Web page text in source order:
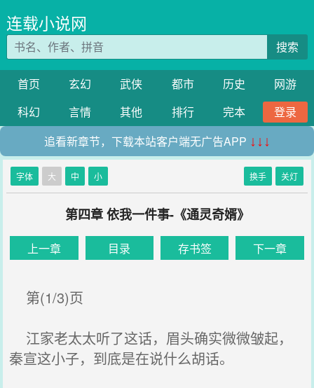
连载小说网
搜索
首页 玄幻 武侠 都市 历史
网游
科幻
言情 其他 排行 完本
登录
追看新章节，下载本站客户端无广告APP ↓↓↓
字体 大 中 小 换手 关灯
第四章 依我一件事-《通灵奇婿》
上一章 目录 存书签 下一章
第(1/3)页
江家老太太听了这话，眉头确实微微皱起，
秦宣这小子，到底是在说什么胡话。